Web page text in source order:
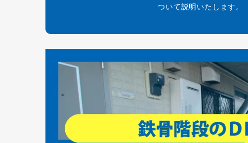
ついて説明いたします。